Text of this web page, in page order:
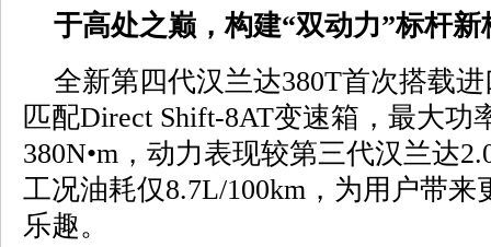
于高处之巅，构建“双动力”标杆新
全新第四代汉兰达380T首次搭载进
匹配Direct Shift-8AT变速箱，最大功
380N•m，动力表现较第三代汉兰达
工况油耗仅8.7L/100km，为用户带
乐趣。